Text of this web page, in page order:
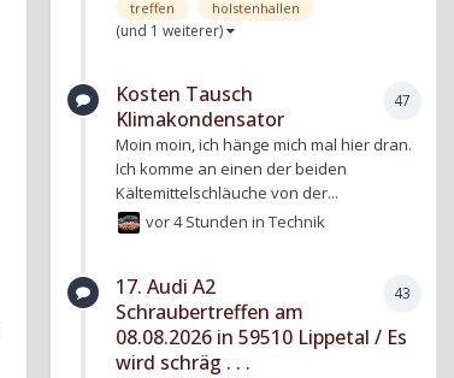
treffen holstenhallen
(und 1 weiterer)
47
Kosten Tausch
Klimakondensator
Moin moin, ich hänge mich mal hier dran.
Ich komme an einen der beiden
Kältemittelschläuche von der...
vor 4 Stunden inTechnik
43
17. Audi A2
Schraubertreffen am
08.08.2026 in 59510 Lippetal / Es
wird schräg . . .